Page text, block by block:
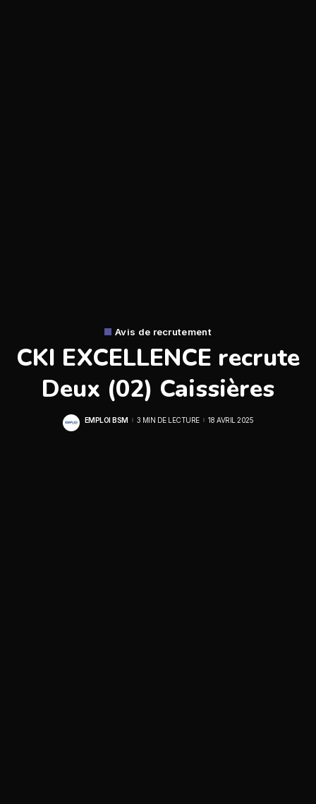
Avis de recrutement
CKI EXCELLENCE recrute
Deux (02) Caissières
POSTED
EMPLOI BSM 3 MIN DE LECTURE 18 AVRIL 2025